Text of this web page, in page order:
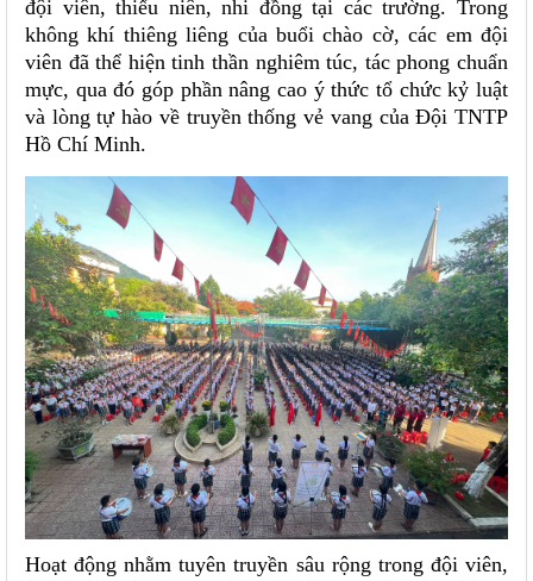
đội viên, thiếu niên, nhi đồng tại các trường. Trong
không khí thiêng liêng của buổi chào cờ, các em đội
viên đã thể hiện tinh thần nghiêm túc, tác phong chuẩn
mực, qua đó góp phần nâng cao ý thức tổ chức kỷ luật
và lòng tự hào về truyền thống vẻ vang của Đội TNTP
Hồ Chí Minh.
Hoạt động nhằm tuyên truyền sâu rộng trong đội viên,